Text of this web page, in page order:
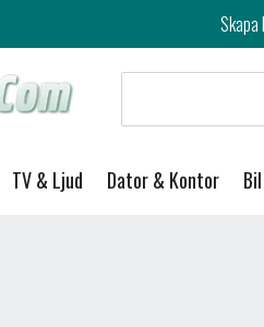
Skapa Kundklubb login och
TV & Ljud Dator & Kontor